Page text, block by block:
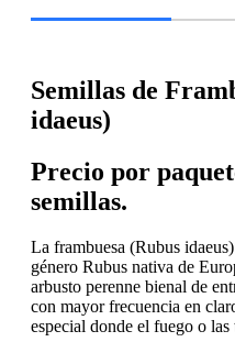
Semillas de
idaeus)
Precio por
semillas.
La frambuesa (Rubus
género Rubus nativa de
arbusto perenne bienal de
con mayor frecuencia en
especial donde el fuego o